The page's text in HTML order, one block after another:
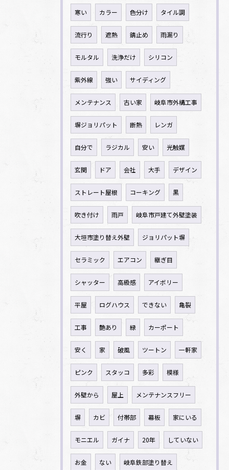
寒い カラー 色分け タイル調
流行り 遮熱 錆止め 雨漏り
モルタル 洗浄だけ シリコン
紫外線 強い サイディング
メンテナンス 古い家 岐阜市外構工事
塀ジョリパット 断熱 レンガ
自分で ラジカル 安い 光触媒
玄関 ドア 会社 大手 デザイン
ストレート屋根 コーキング 黒
吹き付け 雨戸 岐阜市戸建て外壁塗装
大垣市塗り替え外壁 ジョリパット塀
セラミック エアコン 継ぎ目
シャッター 高級感 アイボリー
平屋 ログハウス できない 亀裂
工事 艶あり 緑 カーポート
安く 家 破風 ツートン 一軒家
ピンク スタッコ 多彩 模様
外壁から 屋上 メンテナンスフリー
塀 カビ 付帯部 幕板 家にいる
モニエル ガイナ 20年 していない
お金 ない 岐阜鉄部塗り替え